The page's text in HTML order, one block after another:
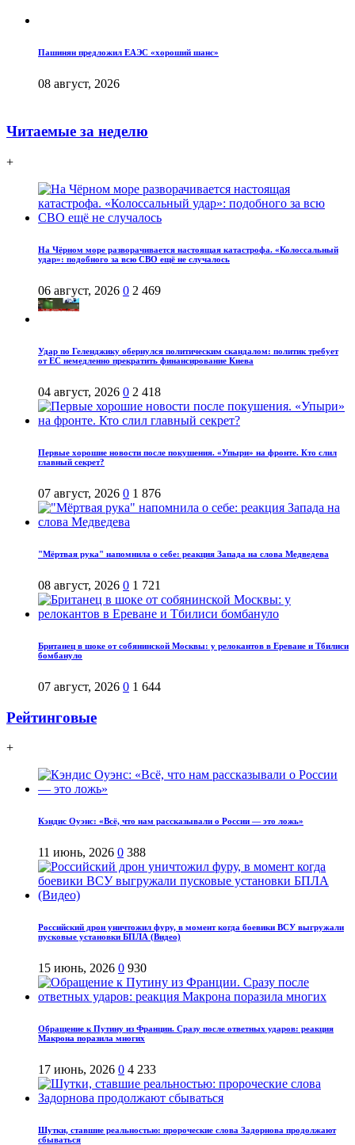
Пашинян предложил ЕАЭС «хороший шанс»
08 август, 2026
Читаемые за неделю
+
На Чёрном море разворачивается настоящая катастрофа. «Колоссальный
удар»: подобного за всю СВО ещё не случалось
06 август, 2026 0 2 469
Удар по Геленджику обернулся политическим скандалом: политик требует
от ЕС немедленно прекратить финансирование Киева
04 август, 2026 0 2 418
Первые хорошие новости после покушения. «Упыри» на фронте. Кто слил
главный секрет?
07 август, 2026 0 1 876
"Мёртвая рука" напомнила о себе: реакция Запада на слова Медведева
08 август, 2026 0 1 721
Британец в шоке от собянинской Москвы: у релокантов в Ереване и Тбилиси
бомбануло
07 август, 2026 0 1 644
Рейтинговые
+
Кэндис Оуэнс: «Всё, что нам рассказывали о России — это ложь»
11 июнь, 2026 0 388
Российский дрон уничтожил фуру, в момент когда боевики ВСУ выгружали
пусковые установки БПЛА (Видео)
15 июнь, 2026 0 930
Обращение к Путину из Франции. Сразу после ответных ударов: реакция
Макрона поразила многих
17 июнь, 2026 0 4 233
Шутки, ставшие реальностью: пророческие слова Задорнова продолжают
сбываться